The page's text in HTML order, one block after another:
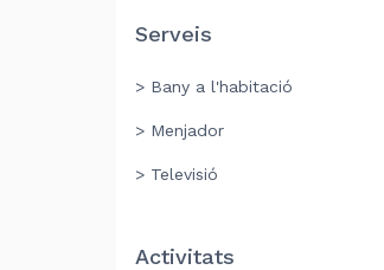
Serveis
> Bany a l'habitació
> Menjador
> Televisió
Activitats